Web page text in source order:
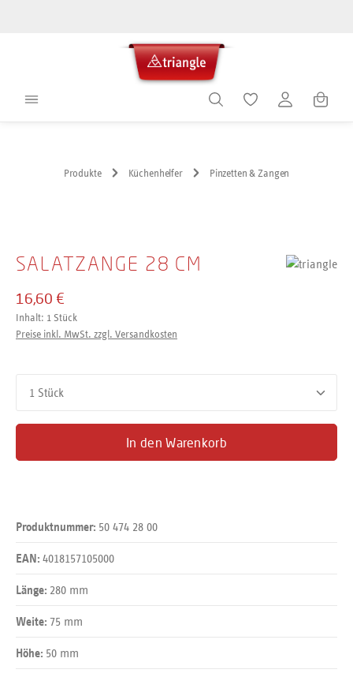
Produkte Küchenhelfer Pinzetten & Zangen
SALATZANGE 28 CM
16,60 €
Inhalt: 1 Stück
Preise inkl. MwSt. zzgl. Versandkosten
In den Warenkorb
Produktnummer: 50 474 28 00
EAN: 4018157105000
Länge: 280 mm
Weite: 75 mm
Höhe: 50 mm